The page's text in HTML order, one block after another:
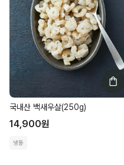
국내산 백새우살(250g)
14,900원
냉동